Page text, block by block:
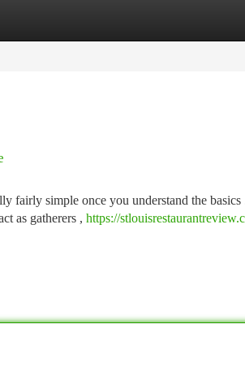
fairly simple once you understand the
as gatherers , https://